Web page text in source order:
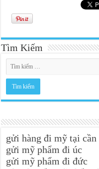
Tìm Kiếm
gửi hàng đi mỹ tại
gửi mỹ phẩm đi úc
gửi mỹ phẩm đi đức